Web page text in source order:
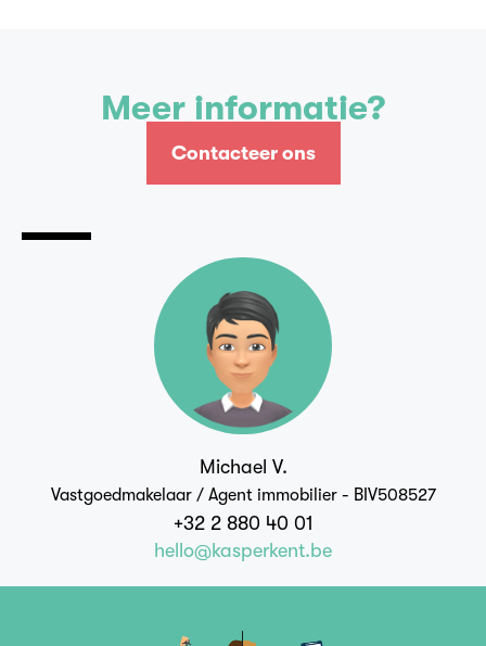
Meer informatie?
Contacteer ons
Contacteer ons
Michael V.
Vastgoedmakelaar / Agent immobilier - BIV508527
+32 2 880 40 01
hello@kasperkent.be